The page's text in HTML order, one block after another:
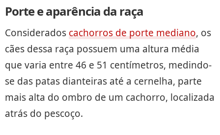
Porte e aparência da raça
Considerados cachorros de porte mediano, os
cães dessa raça possuem uma altura média
que varia entre 46 e 51 centímetros, medindo-
se das patas dianteiras até a cernelha, parte
mais alta do ombro de um cachorro, localizada
atrás do pescoço.